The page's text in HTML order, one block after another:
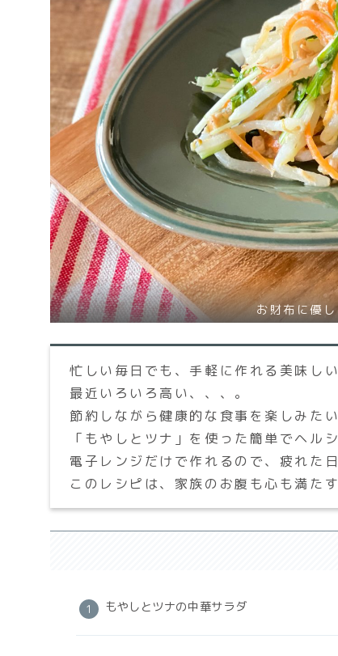
お財布に優
忙しい毎日でも、手軽に作れる美味し
最近いろいろ高い、、、。
節約しながら健康的な食事を楽しみたい
「もやしとツナ」を使った簡単でヘル
電子レンジだけで作れるので、疲れた
このレシピは、家族のお腹も心も満た
もやしとツナの中華サラダ